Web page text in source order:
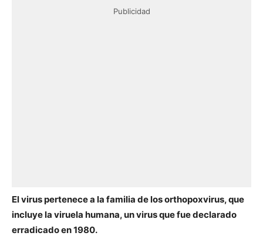
Publicidad
El virus pertenece a la familia de los orthopoxvirus, que
incluye la viruela humana, un virus que fue declarado
erradicado en 1980.